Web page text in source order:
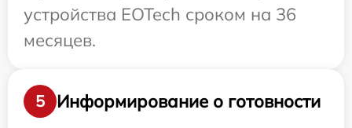
устройства EOTech сроком на 36
месяцев.
5
Информирование о готовности